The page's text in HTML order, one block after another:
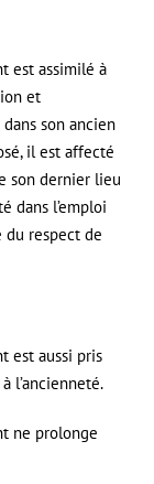
est assimilé à
et
son ancien
il est affecté
son dernier lieu
dans l’emploi
du respect de
est aussi pris
l’ancienneté.
ne prolonge